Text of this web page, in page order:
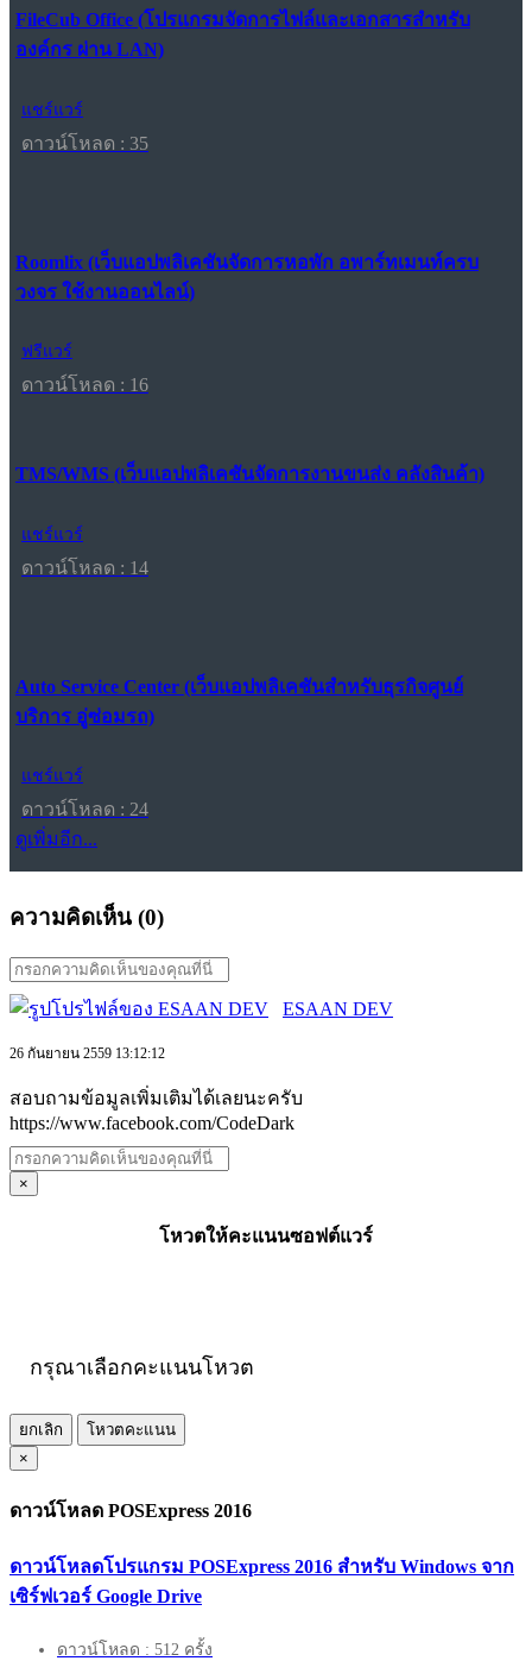
FileCub Office (โปรแกรมจัดการไฟล์และเอกสารสำหรับ
องค์กร ผ่าน LAN)
แชร์แวร์
ดาวน์โหลด : 35
Roomlix (เว็บแอปพลิเคชันจัดการหอพัก อพาร์ทเมนท์ครบ
วงจร ใช้งานออนไลน์)
ฟรีแวร์
ดาวน์โหลด : 16
TMS/WMS (เว็บแอปพลิเคชันจัดการงานขนส่ง คลังสินค้า)
แชร์แวร์
ดาวน์โหลด : 14
Auto Service Center (เว็บแอปพลิเคชันสำหรับธุรกิจศูนย์
บริการ อู่ซ่อมรถ)
แชร์แวร์
ดาวน์โหลด : 24
ดูเพิ่มอีก...
ความคิดเห็น (0)
ESAAN DEV
26 กันยายน 2559 13:12:12
สอบถามข้อมูลเพิ่มเติมได้เลยนะครับ
https://www.facebook.com/CodeDark
×
โหวตให้คะแนนซอฟต์แวร์
กรุณาเลือกคะแนนโหวต
ยกเลิก
โหวตคะแนน
×
ดาวน์โหลด POSExpress 2016
ดาวน์โหลดโปรแกรม POSExpress 2016 สำหรับ Windows จาก
เซิร์ฟเวอร์ Google Drive
ดาวน์โหลด : 512 ครั้ง